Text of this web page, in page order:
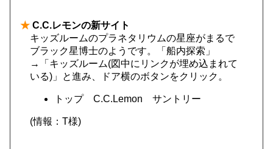
★ C.C.レモンの新サイト
キッズルームのプラネタリウムの星座がまるで
ブラック星博士のようです。「船内探索」
→「キッズルーム(図中にリンクが埋め込まれて
いる)」と進み、ドア横のボタンをクリック。
トップ C.C.Lemon サントリー
(情報：T様)